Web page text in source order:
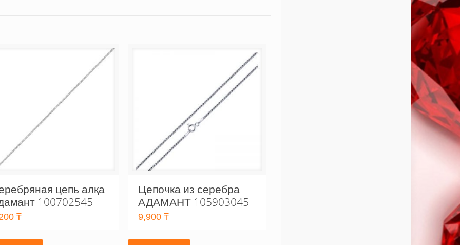
цепь алқа
100702545
₸
Цепочка из серебра
АДАМАНТ 105903045
9,900 ₸